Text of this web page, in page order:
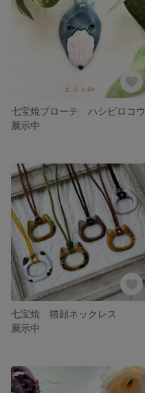
七宝焼ブローチ ハシビロコウ
展示中
七宝焼 猫顔ネックレス
展示中